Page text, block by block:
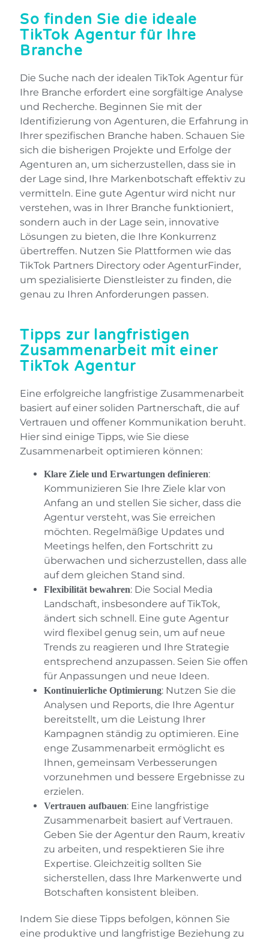
So finden Sie die ideale
TikTok Agentur für Ihre
Branche
Die Suche nach der idealen TikTok Agentur für
Ihre Branche erfordert eine sorgfältige Analyse
und Recherche. Beginnen Sie mit der
Identifizierung von Agenturen, die Erfahrung in
Ihrer spezifischen Branche haben. Schauen Sie
sich die bisherigen Projekte und Erfolge der
Agenturen an, um sicherzustellen, dass sie in
der Lage sind, Ihre Markenbotschaft effektiv zu
vermitteln. Eine gute Agentur wird nicht nur
verstehen, was in Ihrer Branche funktioniert,
sondern auch in der Lage sein, innovative
Lösungen zu bieten, die Ihre Konkurrenz
übertreffen. Nutzen Sie Plattformen wie das
TikTok Partners Directory oder AgenturFinder,
um spezialisierte Dienstleister zu finden, die
genau zu Ihren Anforderungen passen.
Tipps zur langfristigen
Zusammenarbeit mit einer
TikTok Agentur
Eine erfolgreiche langfristige Zusammenarbeit
basiert auf einer soliden Partnerschaft, die auf
Vertrauen und offener Kommunikation beruht.
Hier sind einige Tipps, wie Sie diese
Zusammenarbeit optimieren können:
Klare Ziele und Erwartungen definieren:
Kommunizieren Sie Ihre Ziele klar von
Anfang an und stellen Sie sicher, dass die
Agentur versteht, was Sie erreichen
möchten. Regelmäßige Updates und
Meetings helfen, den Fortschritt zu
überwachen und sicherzustellen, dass alle
auf dem gleichen Stand sind.
Flexibilität bewahren: Die Social Media
Landschaft, insbesondere auf TikTok,
ändert sich schnell. Eine gute Agentur
wird flexibel genug sein, um auf neue
Trends zu reagieren und Ihre Strategie
entsprechend anzupassen. Seien Sie offen
für Anpassungen und neue Ideen.
Kontinuierliche Optimierung: Nutzen Sie die
Analysen und Reports, die Ihre Agentur
bereitstellt, um die Leistung Ihrer
Kampagnen ständig zu optimieren. Eine
enge Zusammenarbeit ermöglicht es
Ihnen, gemeinsam Verbesserungen
vorzunehmen und bessere Ergebnisse zu
erzielen.
Vertrauen aufbauen: Eine langfristige
Zusammenarbeit basiert auf Vertrauen.
Geben Sie der Agentur den Raum, kreativ
zu arbeiten, und respektieren Sie ihre
Expertise. Gleichzeitig sollten Sie
sicherstellen, dass Ihre Markenwerte und
Botschaften konsistent bleiben.
Indem Sie diese Tipps befolgen, können Sie
eine produktive und langfristige Beziehung zu